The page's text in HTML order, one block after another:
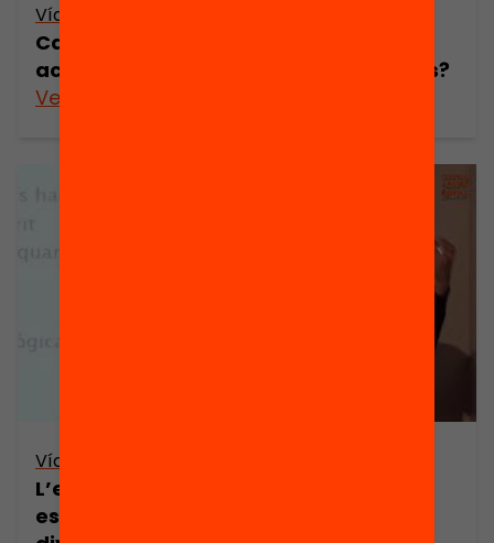
Vídeo
Cap alumne sense orientació: com
acompanyar en temps de coronavirus?
Veure’n més
Vídeo
L’escola no és per a tu. Quines
estratègies calen per atendre la